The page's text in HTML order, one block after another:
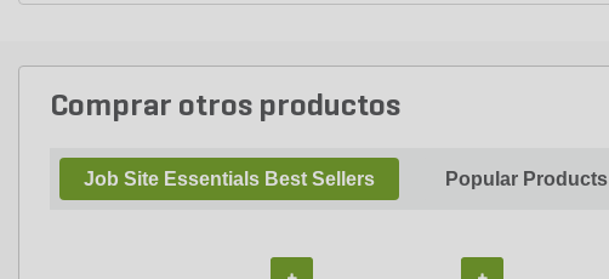
Comprar otros productos
Job Site Essentials Best Sellers Popular Products